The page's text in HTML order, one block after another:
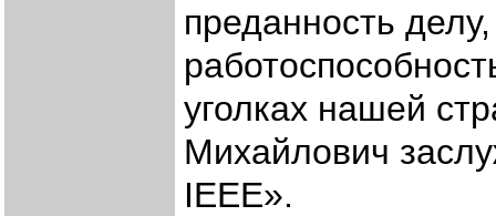
преданность
уголках нашей
Михайлович
IEEE».